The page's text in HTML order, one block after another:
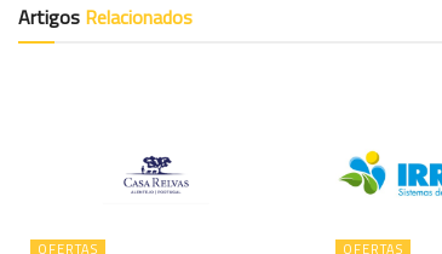
Artigos Relacionados
OFERTAS OFERTAS